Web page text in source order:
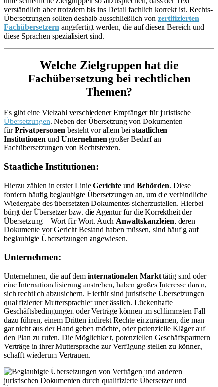
verständlich aber trotzdem bis ins Detail fachlich korrekt ist. Rechts-
Übersetzungen sollten deshalb ausschließlich von zertifizierten
Fachübersetzern angefertigt werden, die auf diesen Bereich und
diese Sprachen spezialisiert sind.
Welche Zielgruppen hat die
Fachübersetzung bei rechtlichen
Themen?
Es gibt eine Vielzahl verschiedener Empfänger für juristische
Übersetzungen. Neben der Übersetzung von Dokumenten
fürPrivatpersonen besteht vor allem bei staatlichen
Institutionen und Unternehmen großer Bedarf an
Fachübersetzungen von Rechtstexten.
Staatliche Institutionen:
Hierzu zählen in erster Linie Gerichte und Behörden. Diese
fordern häufig beglaubigte Übersetzungen an, um die verbindliche
Wiedergabe des übersetzten Dokumentes sicherzustellen. Hierbei
bürgt der Übersetzer bzw. die Agentur für die Korrektheit der
Übersetzung – Wort für Wort. Auch Anwaltskanzleien, deren
Dokumente vor Gericht Bestand haben müssen, sind häufig auf
beglaubigte Übersetzungen angewiesen.
Unternehmen:
Unternehmen, die auf dem internationalen Markt tätig sind oder
eine Internationalisierung anstreben, haben großes Interesse daran,
sich rechtlich abzusichern. Hierfür sind juristische Übersetzungen
qualifizierter Muttersprachler unerlässlich. Lückenhafte
Geschäftsbedingungen oder Verträge können im schlimmsten Fall
dazu führen, einem Dritten indirekt Rechte einzuräumen, die man
gar nicht aus der Hand geben möchte, oder potenzielle Kläger auf
den Plan zu rufen. Die Möglichkeit, potenziellen Geschäftspartnern
Verträge in ihrer Muttersprache zur Verfügung stellen zu können,
schafft wiederum Vertrauen.